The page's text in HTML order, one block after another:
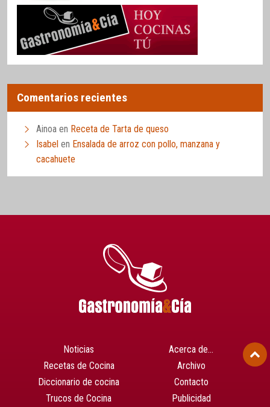
Comentarios recientes
Ainoa en Receta de Tarta de queso
Isabel en Ensalada de arroz con pollo, manzana y
cacahuete
Noticias
Recetas de Cocina
Diccionario de cocina
Trucos de Cocina
Acerca de…
Archivo
Contacto
Publicidad